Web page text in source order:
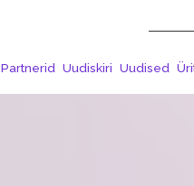
Partnerid Uudiskiri Uudised